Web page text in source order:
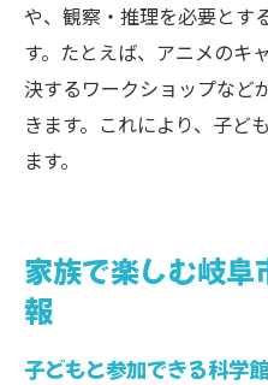
や、観察・推理を必要とす
す。たとえば、アニメのキ
決するワークショップなど
きます。これにより、子ど
ます。
家族で楽しむ岐阜
報
子どもと参加できる科学